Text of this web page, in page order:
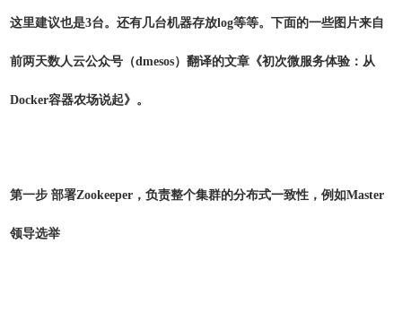
这里建议也是3台。还有几台机器存放log等等。下面的一些图片来自
前两天数人云公众号（dmesos）翻译的文章《初次微服务体验：从
Docker容器农场说起》。
第一步 部署Zookeeper，负责整个集群的分布式一致性，例如Master
领导选举